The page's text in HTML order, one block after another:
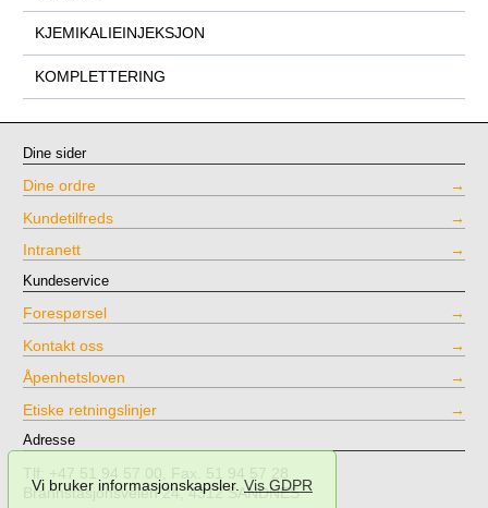
Vi bruker informasjonskapsler.Vis GDPR
KJEMIKALIEINJEKSJON
KOMPLETTERING
Dine sider
Dine ordre
Kundetilfreds
Intranett
Kundeservice
Forespørsel
Kontakt oss
Åpenhetsloven
Etiske retningslinjer
Adresse
Tlf: +47 51 94 57 00, Fax. 51 94 57 28
Brannstasjonsveien 24, 4312 SANDNES